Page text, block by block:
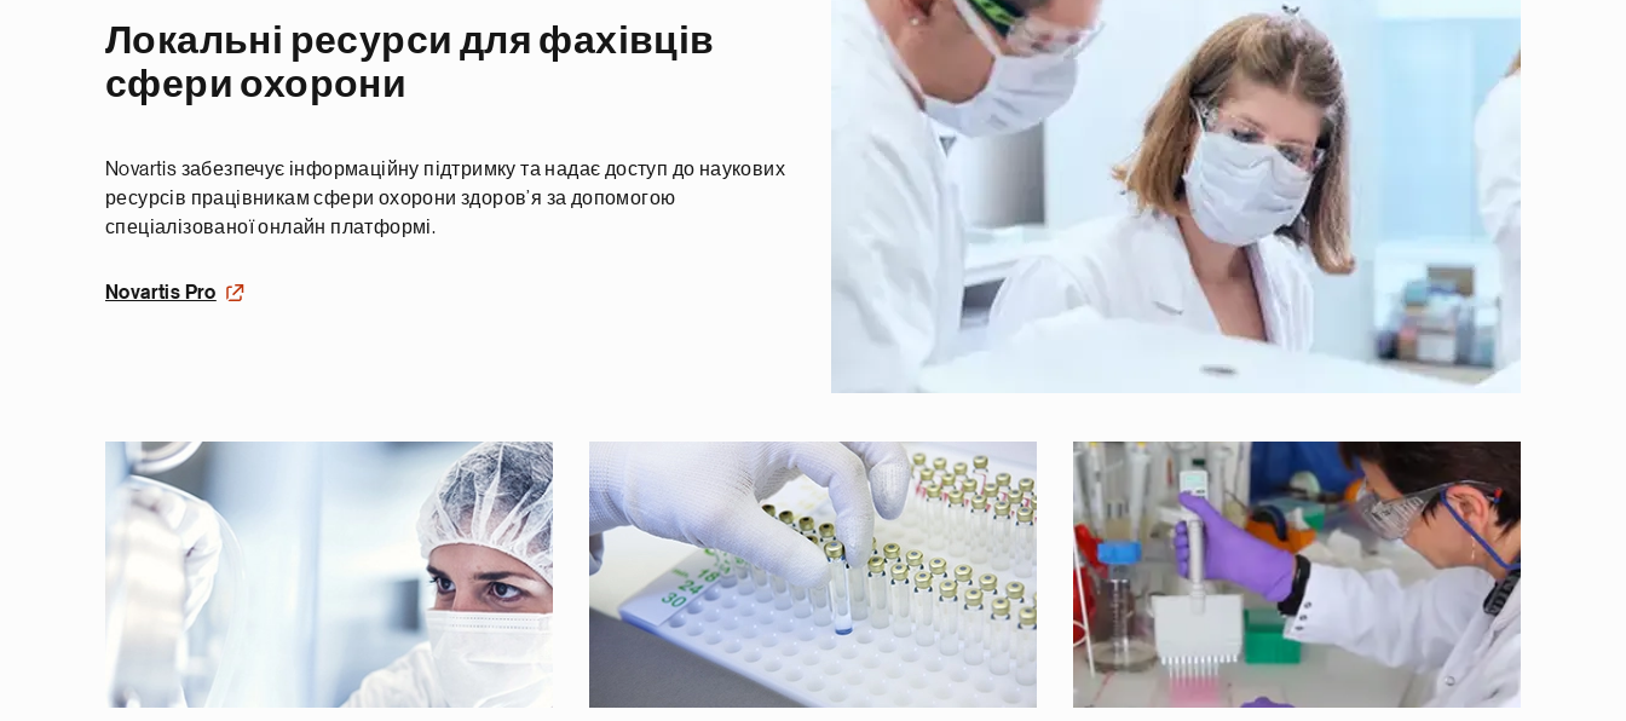
Локальні ресурси для фахівців
сфери охорони
Novartis забезпечує інформаційну підтримку та надає доступ до наукових
ресурсів працівникам сфери охорони здоров’я за допомогою
спеціалізованої онлайн платформі.
Novartis Pro